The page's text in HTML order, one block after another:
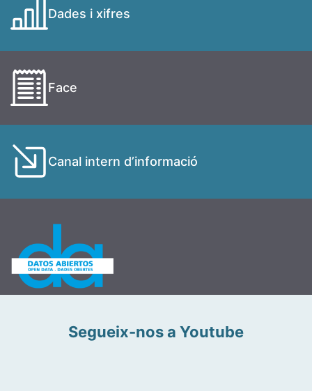
Dades i xifres
Face
Canal intern d’informació
Segueix-nos a Youtube